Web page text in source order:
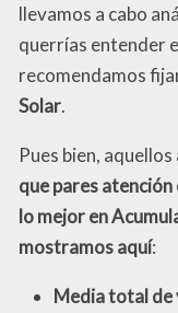
llevamos a cabo
querrías entender
recomendamos
Solar.
Pues bien, aquellos
que pares
lo mejor en
mostramos aquí:
Media total de